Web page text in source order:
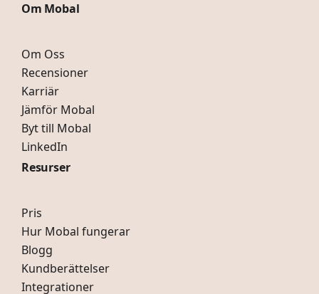
Om Mobal
Om Oss
Recensioner
Karriär
Jämför Mobal
Byt till Mobal
LinkedIn
Resurser
Pris
Hur Mobal fungerar
Blogg
Kundberättelser
Integrationer